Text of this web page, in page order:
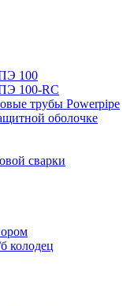
100
100-RC
трубы Powerpipe
оболочке
сварки
колодец